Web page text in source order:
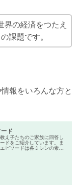
界の経済をつたえ
課題です。
報をいろんな方と
ド
え子たちのご家族に回答し
ドをご紹介しています。ま
ピソードは各ミシンの素晴